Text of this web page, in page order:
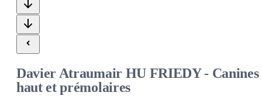
Davier Atraumair HU FRIEDY - Canines
haut et prémolaires